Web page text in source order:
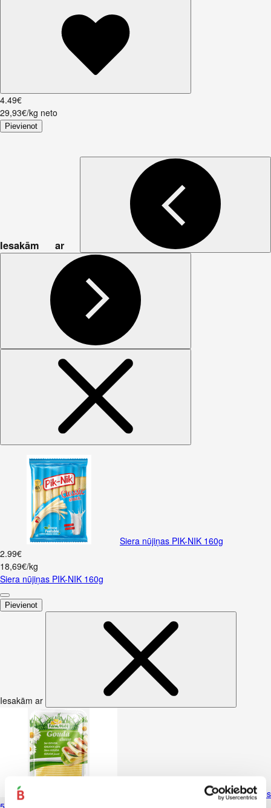
4.49€
29,93€/kg neto
Pievienot
Iesakām ar
Siera nūjiņas PIK-NIK 160g
2.99€
18,69€/kg
Siera nūjiņas PIK-NIK 160g
Pievienot
Iesakām ar
Siers Gouda FARM MILK 45% šķēlēs